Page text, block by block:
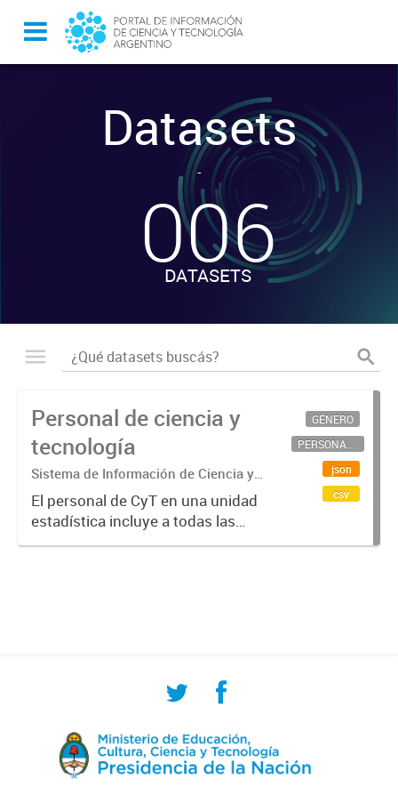
Datasets
-
006
DATASETS
Personal de ciencia y
tecnología
Sistema de Información de Ciencia y
Tecnología Argentino (SICYTAR)
El personal de CyT en una unidad
estadística incluye a todas las
personas involucradas
GÉNERO
PERSONAL CIENTÍFICO-TECNOLÓGICO
json
csv